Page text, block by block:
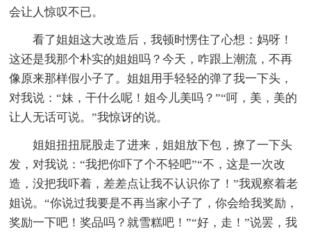
会让人惊叹不已。
看了姐姐这大改造后，我顿时愣住了心想：妈呀！
这还是我那个朴实的姐姐吗？今天，咋跟上潮流，不再
像原来那样假小子了。姐姐用手轻轻的弹了我一下头，
对我说：“妹，干什么呢！姐今儿美吗？”“呵，美，美的
让人无话可说。”我惊讶的说。
姐姐扭扭屁股走了进来，姐姐放下包，撩了一下头
发，对我说：“我把你吓了个不轻吧”“不，这是一次改
造，没把我吓着，差差点让我不认识你了！”我观察着老
姐说。“你说过我要是不再当家小子了，你会给我奖励，
奖励一下吧！奖品吗？就雪糕吧！”“好，走！”说罢，我